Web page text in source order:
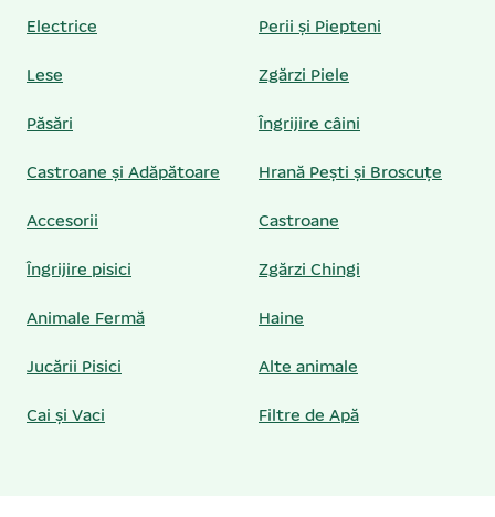
Electrice Perii și Piepteni
Lese Zgărzi Piele
Păsări Îngrijire câini
Castroane și Adăpătoare Hrană Pești și Broscuțe
Accesorii Castroane
Îngrijire pisici Zgărzi Chingi
Animale Fermă Haine
Jucării Pisici Alte animale
Cai și Vaci Filtre de Apă